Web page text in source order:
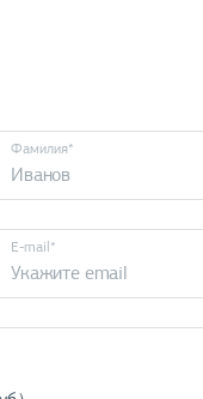
Фамилия*
E-mail*